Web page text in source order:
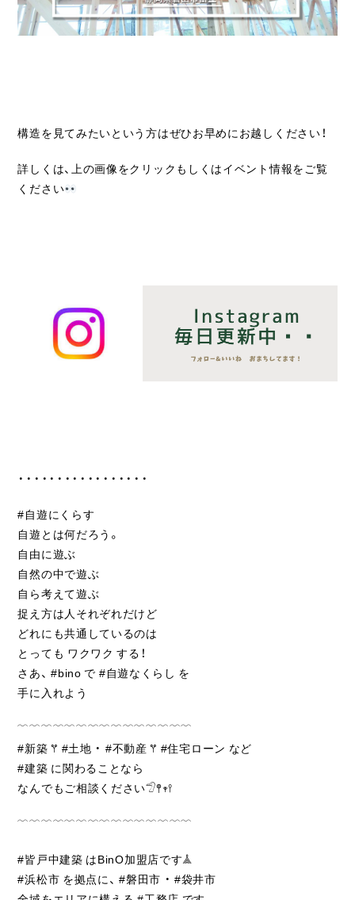
構造を見てみたいという方はぜひお早めにお越しください！
詳しくは、上の画像をクリックもしくはイベント情報をご覧
ください
・・・・・・・・・・・・・・・・・
#自遊にくらす
自遊とは何だろう。
自由に遊ぶ
自然の中で遊ぶ
自ら考えて遊ぶ
捉え方は人それぞれだけど
どれにも共通しているのは
とっても ワクワク する！
さあ、 #bino で #自遊なくらし を
手に入れよう
﹋﹋﹋﹋﹋﹋﹋﹋﹋﹋﹋﹋﹋﹋﹋
#新築 𖦥 #土地 ・ #不動産 𖦥 #住宅ローン など
#建築 に関わることなら
なんでもご相談ください𓅿𖤣𖥧𖥣
﹋﹋﹋﹋﹋﹋﹋﹋﹋﹋﹋﹋﹋﹋﹋
#皆戸中建築 はBinO加盟店です𖣰
#浜松市 を拠点に、 #磐田市 ・ #袋井市